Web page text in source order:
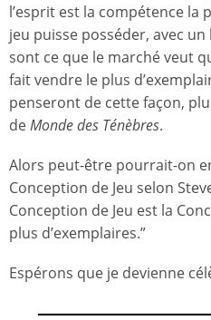
l’esprit est la compétence la
jeu puisse posséder, avec un
sont ce que le marché veut
fait vendre le plus
penseront de cette façon,
deMonde des Ténèbres.
Alors peut-être pourrait-on
Conception de Jeu selon
Conception de Jeu est la
plus d’exemplaires.”
Espérons que je devienne